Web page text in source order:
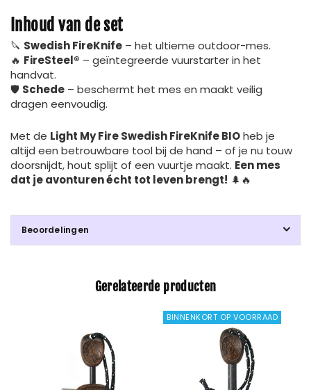
Inhoud van de set
🔪 Swedish FireKnife – het ultieme outdoor-mes.
🔥 FireSteel® – geïntegreerde vuurstarter in het
handvat.
🛡 Schede – beschermt het mes en maakt veilig
dragen eenvoudig.
Met de Light My Fire Swedish FireKnife BIOheb je
altijd een betrouwbare tool bij de hand – of je nu touw
doorsnijdt, hout splijt of een vuurtje maakt. Een mes
dat je avonturen écht tot leven brengt! 🌲🔥
Beoordelingen
Gerelateerde producten
BINNENKORT OP VOORRAAD